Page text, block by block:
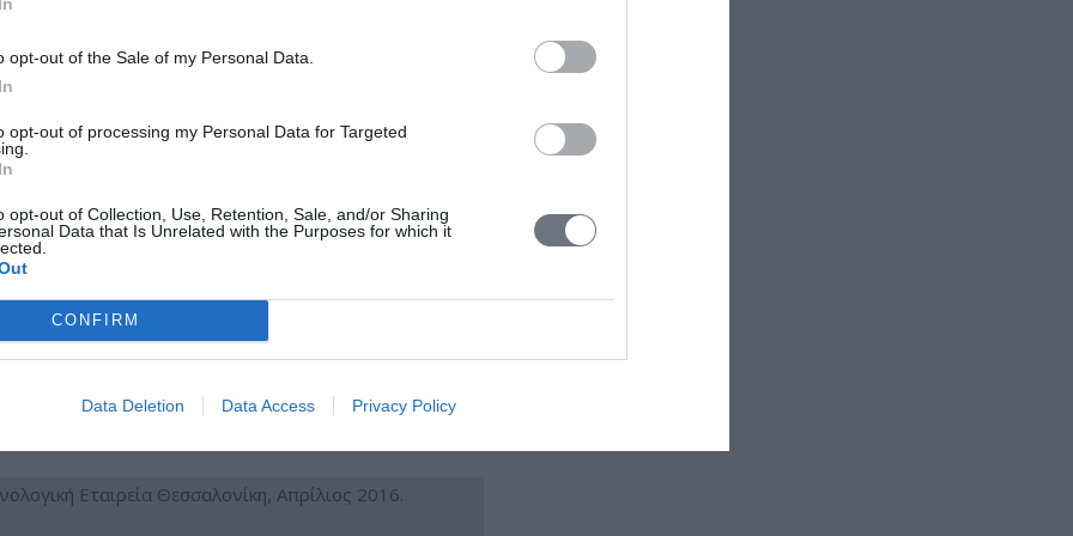
opt-out of the Sale of my Personal Data.
opt-out of processing my Personal Data for Targeted
opt-out of Collection, Use, Retention, Sale, and/or Sharing
Data that Is Unrelated with the Purposes for which it
CONFIRM
Data Deletion Data Access Privacy Policy
Εταιρεία Ναύπλιο, 12-14.05.17
Σεμινάριο Ρινολογίας
στη Ρινοπλαστική” Περισσότερα...
Εταιρεία Ωτορινολαρυγγολογίας Χειρουργικής
Τραχήλου, Βόλος, 04 - 06.11.2016
Εταιρεία Θεσσαλονίκη, Απρίλιος 2016.